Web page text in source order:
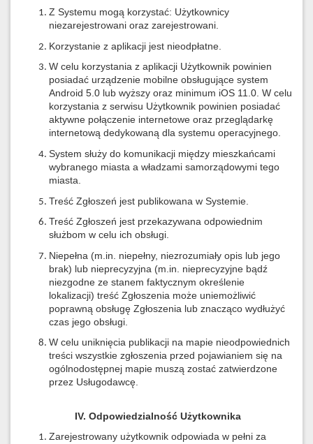
Z Systemu mogą korzystać: Użytkownicy
niezarejestrowani oraz zarejestrowani.
Korzystanie z aplikacji jest nieodpłatne.
W celu korzystania z aplikacji Użytkownik powinien
posiadać urządzenie mobilne obsługujące system
Android 5.0 lub wyższy oraz minimum iOS 11.0. W celu
korzystania z serwisu Użytkownik powinien posiadać
aktywne połączenie internetowe oraz przeglądarkę
internetową dedykowaną dla systemu operacyjnego.
System służy do komunikacji między mieszkańcami
wybranego miasta a władzami samorządowymi tego
miasta.
Treść Zgłoszeń jest publikowana w Systemie.
Treść Zgłoszeń jest przekazywana odpowiednim
służbom w celu ich obsługi.
Niepełna (m.in. niepełny, niezrozumiały opis lub jego
brak) lub nieprecyzyjna (m.in. nieprecyzyjne bądź
niezgodne ze stanem faktycznym określenie
lokalizacji) treść Zgłoszenia może uniemożliwić
poprawną obsługę Zgłoszenia lub znacząco wydłużyć
czas jego obsługi.
W celu uniknięcia publikacji na mapie nieodpowiednich
treści wszystkie zgłoszenia przed pojawianiem się na
ogólnodostępnej mapie muszą zostać zatwierdzone
przez Usługodawcę.
IV. Odpowiedzialność Użytkownika
Zarejestrowany użytkownik odpowiada w pełni za